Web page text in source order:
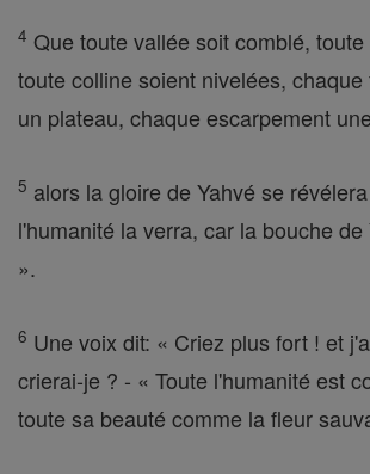
4 Que toute vallée soit comblé,
toute colline soient nivelées,
un plateau, chaque escarpement
5 alors la gloire de Yahvé se
l'humanité la verra, car la bouche de
».
6 Une voix dit: « Criez plus fort ! et
crierai-je ? - « Toute l'humanité est
toute sa beauté comme la fleur